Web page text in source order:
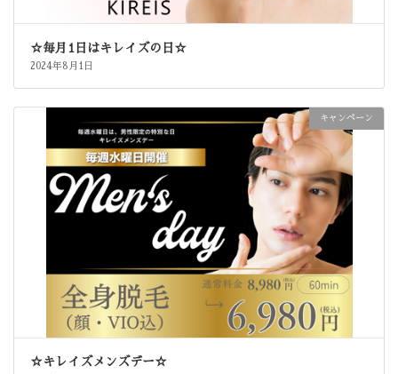
☆毎月1日はキレイズの日☆
2024年8月1日
キャンペーン
☆キレイズメンズデー☆